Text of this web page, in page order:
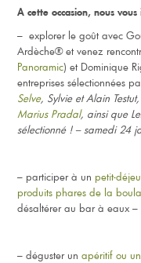
A cette occasion, nous
– explorer le goût avec
Ardèche® et venez
Panoramic) et Dominique
entreprises sélectionnées
Selve, Sylvie et Alain Testut,
Marius Pradal, ainsi que
sélectionné ! – samedi 24
– participer à un petit-
produits phares de la
désaltérer au bar à eaux –
– déguster unapéritif ou